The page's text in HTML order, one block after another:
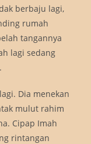
berbaju lagi,
rumah
tangannya
lagi sedang
Dia menekan
mulut rahim
Cipap Imah
rintangan